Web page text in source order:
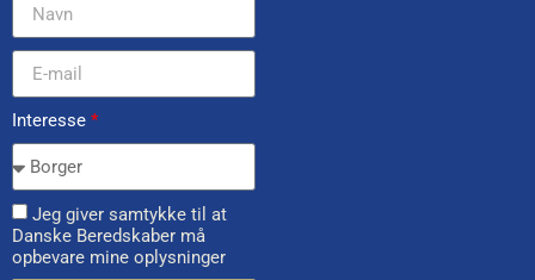
Interesse *
Jeg giver samtykke til at
Danske Beredskaber må
opbevare mine oplysninger